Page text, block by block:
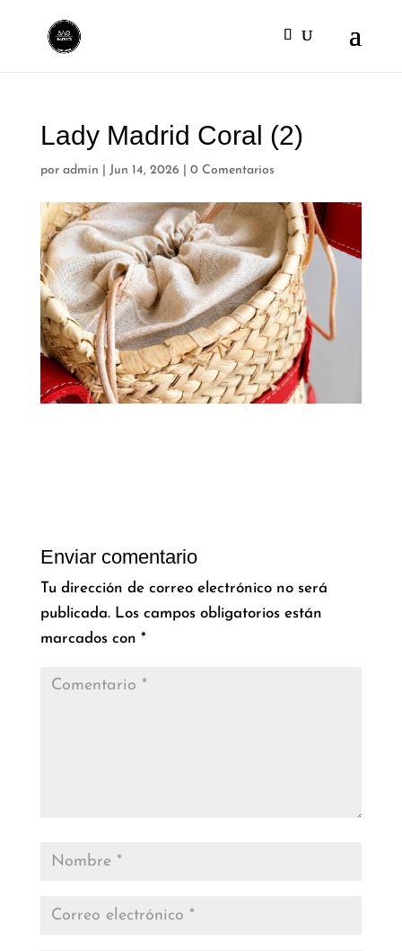
Lady Madrid Coral (2)
por admin Jun 14, 2026 0 Comentarios
Enviar comentario
Tu dirección de correo electrónico no será
publicada. Los campos obligatorios están
marcados con *